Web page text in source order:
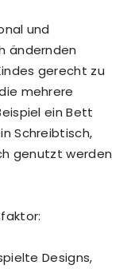
und
ändernden
gerecht zu
mehrere
ein Bett
Schreibtisch,
genutzt werden
Designs,